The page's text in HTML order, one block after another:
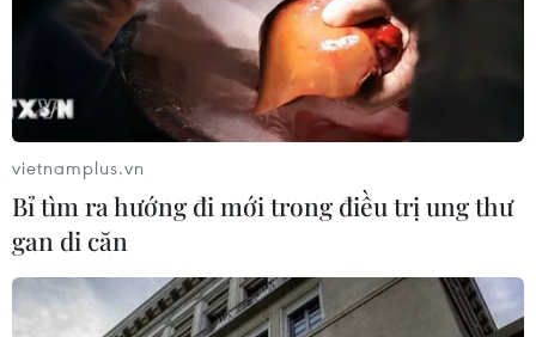
Bộ Y tế đề xuất 8 nhóm chính sách
trong sửa đổi Luật hiến, ghép mô,
Quảng Ninh chấm dứt cơ sở giết mổ
động vật không đủ điều kiện trước
31/10
vietnamplus.vn
Bỉ tìm ra hướng đi mới trong điều trị ung thư
gan di căn